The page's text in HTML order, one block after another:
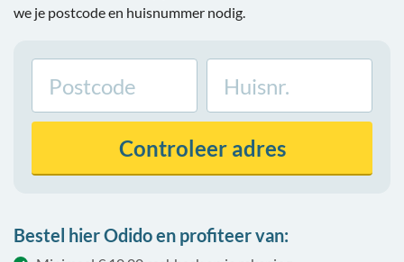
we je postcode en huisnummer nodig.
Controleeradres
Bestel hier Odido en profiteer van: